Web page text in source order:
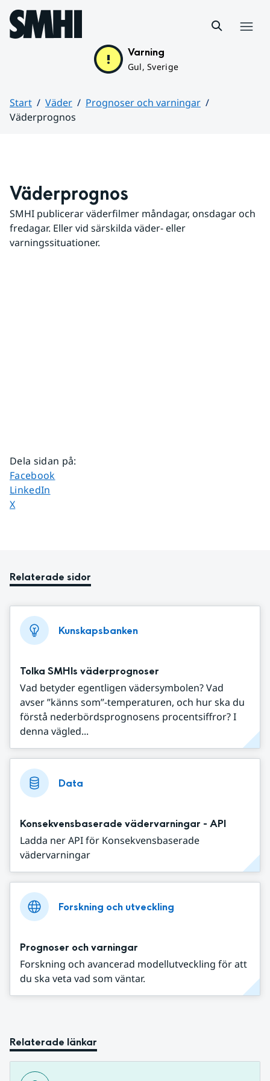
Hoppa till sidans innehåll
Varning
Gul, Sverige
Start Väder
Prognoser och varningar
Väderprognos
Väderprognos
SMHI publicerar väderfilmer måndagar, onsdagar och
fredagar. Eller vid särskilda väder- eller
varningssituationer.
Dela sidan på:
Dela sidan på
Facebook
Dela sidan på
LinkedIn
Dela sidan på
X
Relaterade sidor
Kunskapsbanken
Tolka SMHIs väderprognoser
Vad betyder egentligen vädersymbolen? Vad
avser ”känns som”-temperaturen, och hur ska du
förstå nederbördsprognosens procentsiffror? I
denna vägled...
Data
Konsekvensbaserade vädervarningar - API
Ladda ner API för Konsekvensbaserade
vädervarningar
Forskning och utveckling
Prognoser och varningar
Forskning och avancerad modellutveckling för att
du ska veta vad som väntar.
Relaterade länkar